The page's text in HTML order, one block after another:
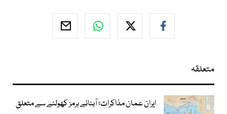
متعلقہ
ایران عمان مذاکرات؛ آبنائے ہرمز کھولنے سے متعلق